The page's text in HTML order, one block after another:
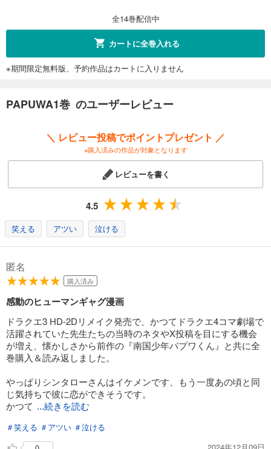
あらすじを表示する
PAPUWA12巻
完結
あらすじを表示する
PAPUWA13巻
円 (税込)
あらすじを表示する
PAPUWA14巻
完結
全14巻配信中
カートに全巻入れる
※期間限定無料版、予約作品はカートに入りません
PAPUWA1巻 のユーザーレビュー
＼ レビュー投稿でポイントプレゼント ／
※購入済みの作品が対象となります
レビューを書く
4.5
笑える アツい 泣ける
匿名
購入済み
感動のヒューマンギャグ漫画
ドラクエ3 HD-2Dリメイク発売で、かつてドラクエ4コマ劇場で
活躍されていた先生たちの当時のネタやX投稿を目にする機会
が増え、懐かしさから前作の『南国少年パプワくん』と共に全
巻購入＆読み返しました。
やっぱりシンタローさんはイケメンです、もう一度あの頃と同
じ気持ちで彼に恋ができそうです。
かつて ...続きを読む
＃笑える ＃アツい ＃泣ける